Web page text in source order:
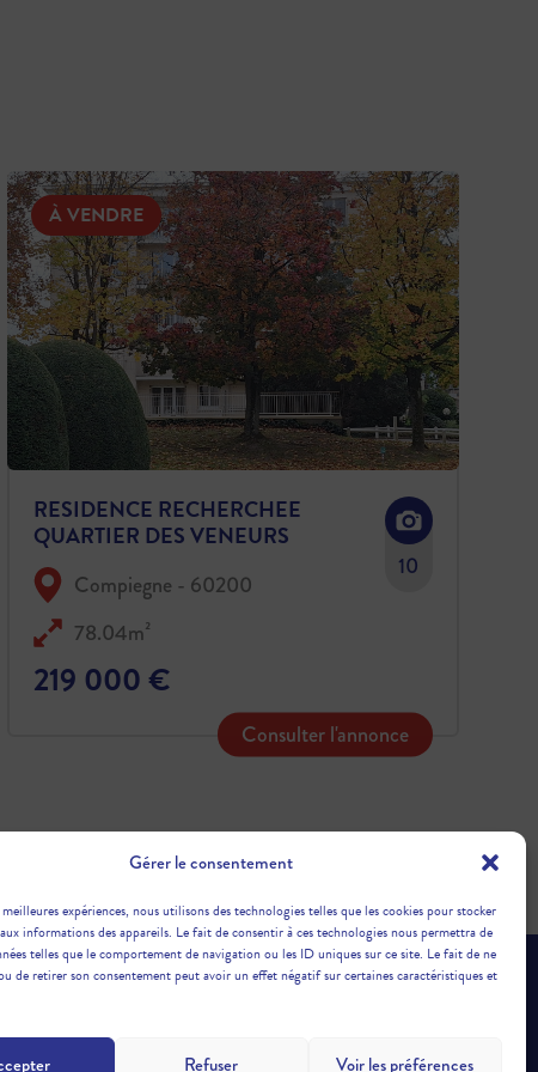
Gérer le consentement
expériences, nous utilisons des technologies telles que les cookies pour stocker
informations des appareils. Le fait de consentir à ces technologies nous permettra de
telles que le comportement de navigation ou les ID uniques sur ce site. Le fait de ne
de retirer son consentement peut avoir un effet négatif sur certaines caractéristiques et
Refuser Voir les préférences
À VENDRE
RESIDENCE RECHERCHEE
QUARTIER DES VENEURS
COMPIEGNE PROCHE CENTRE.
Compiegne - 60200
78.04m²
219 000 €
10
Consulter l'annonce